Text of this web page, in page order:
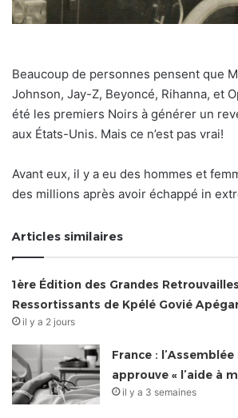
Beaucoup de personnes pensent que
Johnson, Jay-Z, Beyoncé, Rihanna, et
été les premiers Noirs à générer un
aux États-Unis. Mais ce n’est pas vrai!
Avant eux, il y a eu des hommes et
des millions après avoir échappé in
Articles similaires
1ère Édition des Grandes
Ressortissants de Kpélé Govié
il y a 2 jours
France :
approuve « l’aide à
il y a 3 semaines